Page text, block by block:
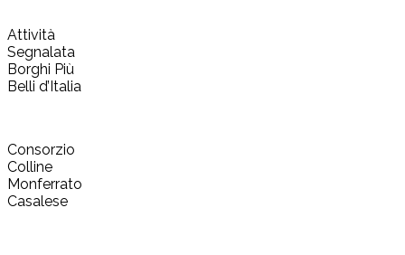
Attività
Segnalata
Borghi Più
Belli d’Italia
Consorzio
Colline
Monferrato
Casalese